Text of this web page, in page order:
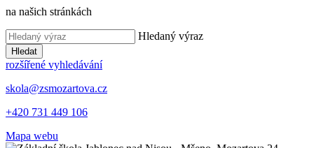
na našich stránkách
Hledaný výraz
Hledat
rozšířené vyhledávání
skola@zsmozartova.cz
+420 731 449 106
Mapa webu